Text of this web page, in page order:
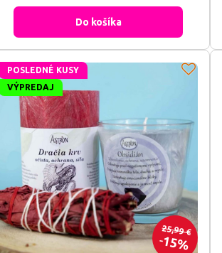
ktoré ti v živote bránili v...
Do košíka
25,99 €
15%
POSLEDNÉ KUSY
VÝPREDAJ